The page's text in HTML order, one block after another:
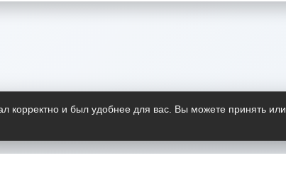
корректно и был удобнее для вас. Вы можете принять или